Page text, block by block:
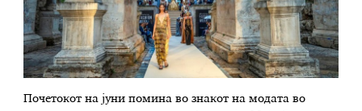
Почетокот на јуни помина во знакот на модата во